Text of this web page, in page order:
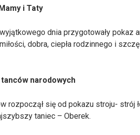
i Taty
dnia przygotowały pokaz
dobra, ciepła rodzinnego i
tanców narodowych
rozpoczął się od pokazu stroju- strój
taniec – Oberek.